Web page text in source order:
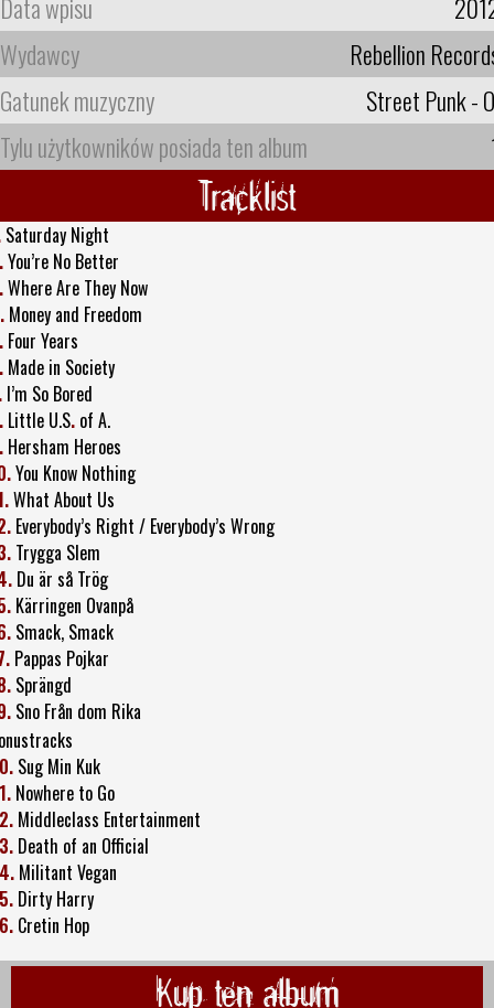
Data wpisu
Wydawcy
Rebellion
Gatunek muzyczny
Street Punk -
Tylu użytkowników posiada ten album
Tracklist
Saturday Night
You’re No Better
Where Are They Now
Money and Freedom
Four Years
Made in Society
I’m So Bored
Little U.S. of A.
Hersham Heroes
You Know Nothing
What About Us
Everybody’s Right / Everybody’s Wrong
Trygga Slem
Du är så Trög
Kärringen Ovanpå
Smack, Smack
Pappas Pojkar
Sprängd
Sno Från dom Rika
Sug Min Kuk
Nowhere to Go
Middleclass Entertainment
Death of an Official
Militant Vegan
Dirty Harry
Cretin Hop
Kup ten album